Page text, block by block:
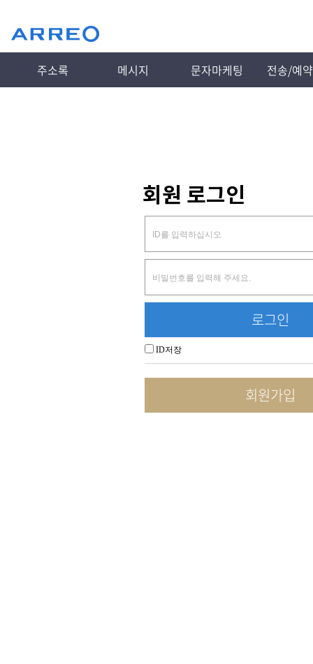
주소록 메시지 문자마케팅 전송/예
회원 로그인
로그인
ID저장
회원가입